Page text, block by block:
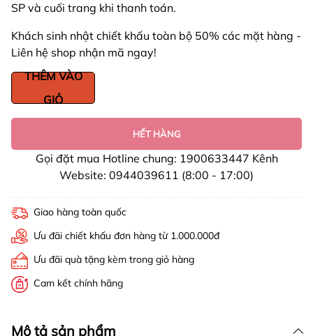
SP và cuối trang khi thanh toán.
Khách sinh nhật chiết khấu toàn bộ 50% các mặt hàng -
Liên hệ shop nhận mã ngay!
THÊM VÀO
GIỎ
HẾT HÀNG
Gọi đặt mua Hotline chung: 1900633447 Kênh
Website: 0944039611 (8:00 - 17:00)
Giao hàng toàn quốc
Ưu đãi chiết khấu đơn hàng từ 1.000.000đ
Ưu đãi quà tặng kèm trong giỏ hàng
Cam kết chính hãng
Mô tả sản phẩm